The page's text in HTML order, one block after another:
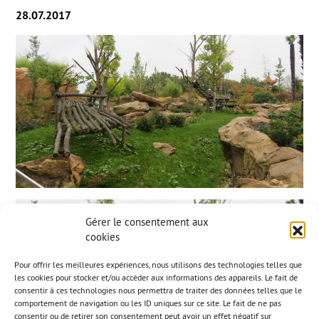
Gérer le consentement aux
cookies
Pour offrir les meilleures expériences, nous utilisons des technologies telles que
les cookies pour stocker et/ou accéder aux informations des appareils. Le fait de
consentir à ces technologies nous permettra de traiter des données telles que le
comportement de navigation ou les ID uniques sur ce site. Le fait de ne pas
consentir ou de retirer son consentement peut avoir un effet négatif sur
28.07.2017